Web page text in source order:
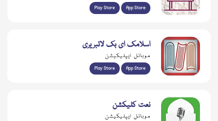
Play Store App Store
اسلامک ای بک لائبریری
موبائل ایپلیکیشن
Play Store App Store
نعت کلیکشن
موبائل ایپلیکیشن